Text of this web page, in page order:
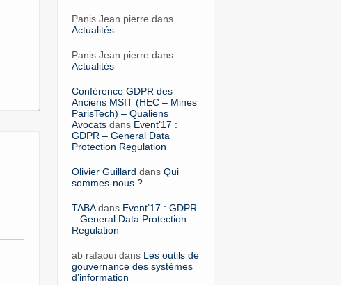
Panis Jean pierre dans
Actualités
Panis Jean pierre dans
Actualités
Conférence GDPR des
Anciens MSIT (HEC – Mines
ParisTech) – Qualiens
Avocatsdans Event’17 :
GDPR – General Data
Protection Regulation
Olivier Guillard dans Qui
sommes-nous ?
TABAdans Event’17 : GDPR
– General Data Protection
Regulation
ab rafaoui dans Les outils de
gouvernance des systèmes
d’information